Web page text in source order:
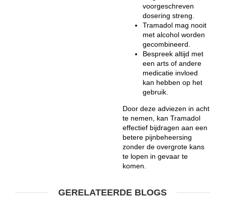
voorgeschreven
dosering streng.
Tramadol mag nooit
met alcohol worden
gecombineerd.
Bespreek altijd met
een arts of andere
medicatie invloed
kan hebben op het
gebruik.
Door deze adviezen in acht
te nemen, kan Tramadol
effectief bijdragen aan een
betere pijnbeheersing
zonder de overgrote kans
te lopen in gevaar te
komen.
GERELATEERDE BLOGS